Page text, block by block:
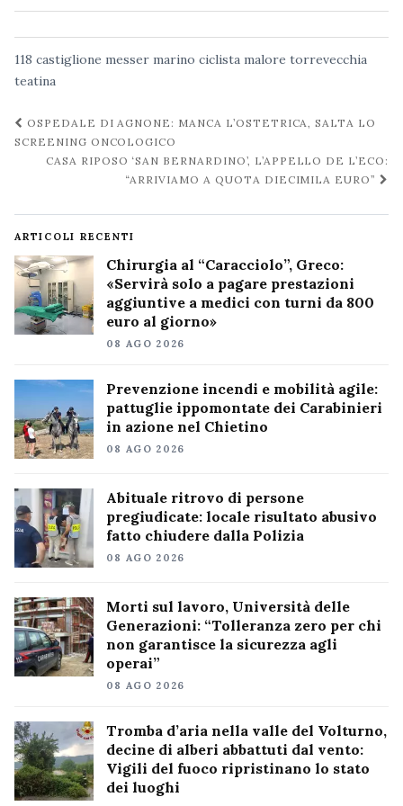
118 castiglione messer marino ciclista malore torrevecchia
teatina
Navigazione
post
OSPEDALE DI AGNONE: MANCA L’OSTETRICA, SALTA LO
SCREENING ONCOLOGICO
CASA RIPOSO ‘SAN BERNARDINO’, L’APPELLO DE L’ECO:
“ARRIVIAMO A QUOTA DIECIMILA EURO”
ARTICOLI RECENTI
Chirurgia al “Caracciolo”, Greco:
«Servirà solo a pagare prestazioni
aggiuntive a medici con turni da 800
euro al giorno»
08 AGO 2026
Prevenzione incendi e mobilità agile:
pattuglie ippomontate dei Carabinieri
in azione nel Chietino
08 AGO 2026
Abituale ritrovo di persone
pregiudicate: locale risultato abusivo
fatto chiudere dalla Polizia
08 AGO 2026
Morti sul lavoro, Università delle
Generazioni: “Tolleranza zero per chi
non garantisce la sicurezza agli
operai”
08 AGO 2026
Tromba d’aria nella valle del Volturno,
decine di alberi abbattuti dal vento:
Vigili del fuoco ripristinano lo stato
dei luoghi